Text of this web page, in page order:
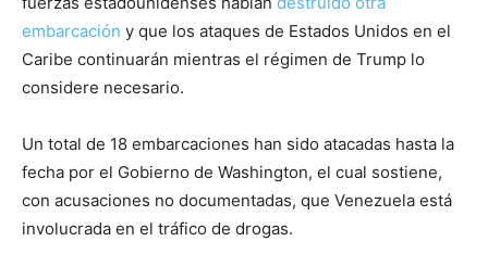
embarcación y que los ataques de Estados Unidos en el
Caribe continuarán mientras el régimen de Trump lo
considere necesario.
Un total de 18 embarcaciones han sido atacadas hasta la
fecha por el Gobierno de Washington, el cual sostiene,
con acusaciones no documentadas, que Venezuela está
involucrada en el tráfico de drogas.